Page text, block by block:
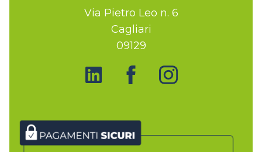
Via Pietro Leo n. 6
Cagliari
09129